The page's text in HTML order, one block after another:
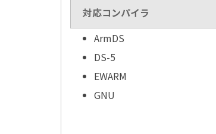
対応コンパイラ
ArmDS
DS-5
EWARM
GNU